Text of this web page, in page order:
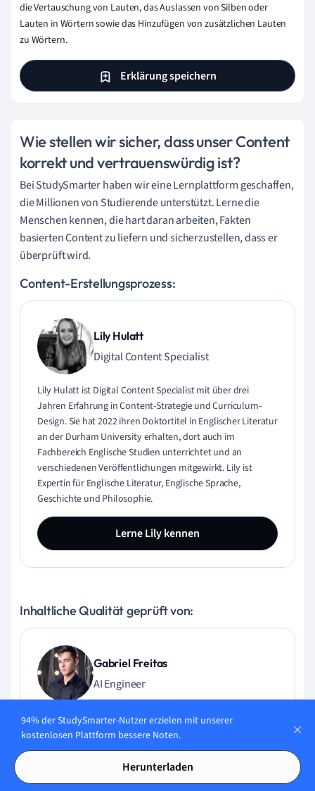
die Vertauschung von Lauten, das Auslassen von Silben oder
Lauten in Wörtern sowie das Hinzufügen von zusätzlichen Lauten
zu Wörtern.
Erklärung speichern
Wie stellen wir sicher, dass unser Content
korrekt und vertrauenswürdig ist?
Bei StudySmarter haben wir eine Lernplattform geschaffen,
die Millionen von Studierende unterstützt. Lerne die
Menschen kennen, die hart daran arbeiten, Fakten
basierten Content zu liefern und sicherzustellen, dass er
überprüft wird.
Content-Erstellungsprozess:
Lily Hulatt
Digital Content Specialist
Lily Hulatt ist Digital Content Specialist mit über drei
Jahren Erfahrung in Content-Strategie und Curriculum-
Design. Sie hat 2022 ihren Doktortitel in Englischer Literatur
an der Durham University erhalten, dort auch im
Fachbereich Englische Studien unterrichtet und an
verschiedenen Veröffentlichungen mitgewirkt. Lily ist
Expertin für Englische Literatur, Englische Sprache,
Geschichte und Philosophie.
Lerne Lily kennen
Inhaltliche Qualität geprüft von:
Gabriel Freitas
AI Engineer
Gabriel Freitas ist AI Engineer mit solider Erfahrung in
Softwareentwicklung, maschinellen Lernalgorithmen und
generativer KI, einschließlich Anwendungen großer
Sprachmodelle (LLMs). Er hat Elektrotechnik an der
Universität von São Paulo studiert und macht aktuell
94% der StudySmarter-Nutzer erzielen mit unserer
kostenlosen Plattform bessere Noten.
Herunterladen